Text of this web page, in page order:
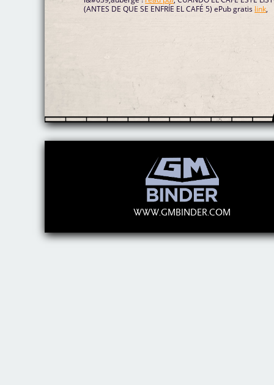
(ANTES DE QUE SE ENFRÍE EL CAFÉ 5) ePub gratislink,
WWW.GMBINDER.COM